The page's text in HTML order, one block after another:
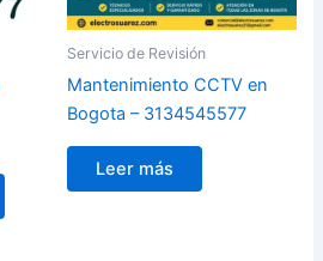
Servicio de Revisión
Mantenimiento CCTV en
Bogota – 3134545577
Leer más